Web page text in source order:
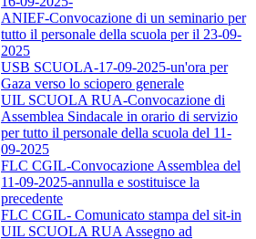
ANIEF-Convocazione di un seminario per
tutto il personale della scuola per il 23-09-
2025
USB SCUOLA-17-09-2025-un'ora per
Gaza verso lo sciopero generale
UIL SCUOLA RUA-Convocazione di
Assemblea Sindacale in orario di servizio
per tutto il personale della scuola del 11-
09-2025
FLC CGIL-Convocazione Assemblea del
11-09-2025-annulla e sostituisce la
precedente
FLC CGIL- Comunicato stampa del sit-in
UIL SCUOLA RUA Assegno ad